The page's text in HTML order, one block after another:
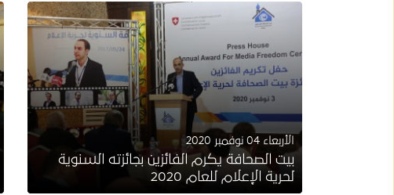
الأربعاء 04 نوفمبر 2020
بيت الصحافة يكرم الفائزين بجائزته السنوية
لحرية الإعلام للعام 2020